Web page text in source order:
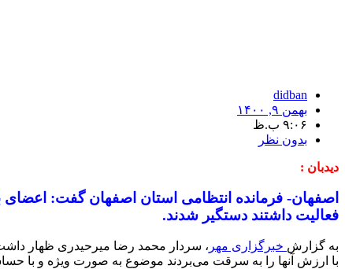
didban
بهمن ۹, ۱۴۰۰
۹:۰۶ ب.ظ
بدون نظر
دیدبان :
فعالیت داشتند دستگیر شدند.
به گزارش خبرگزاری مهر ، سردار محمد رضا میرحیدری ظهار
با ارزش آنها را به سرقت می‌بردند موضوع به صورت ویژه و با